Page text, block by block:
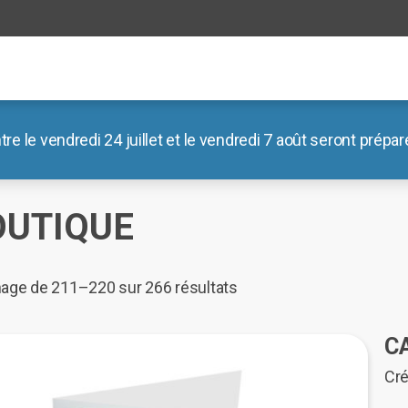
le vendredi 24 juillet et le vendredi 7 août seront
/ Boutique/ Page 22
de 211–220 sur 266 résultatsTrié